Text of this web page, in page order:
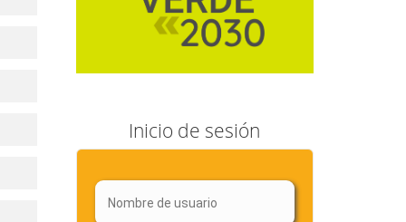
Inicio de sesión